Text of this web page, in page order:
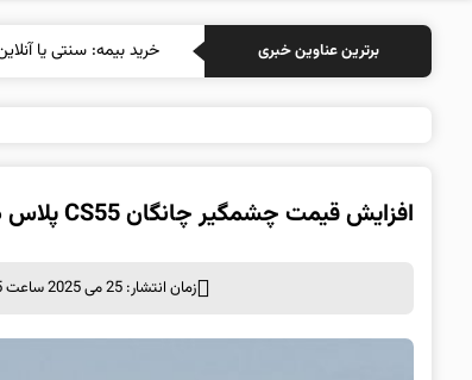
برترین عناوین خبری خرید بیم
افزایش قیمت چشمگیر چانگان CS55 پلاس در خرداد ۱۴۰۴
زمان انتشار: 25 می 2025 ساعت 12:55